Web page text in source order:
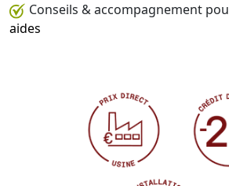
Conseils & accompagnement
aides